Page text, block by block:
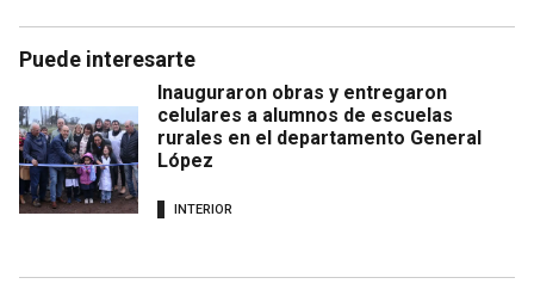
Puede interesarte
Inauguraron obras y entregaron
celulares a alumnos de escuelas
rurales en el departamento General
López
INTERIOR